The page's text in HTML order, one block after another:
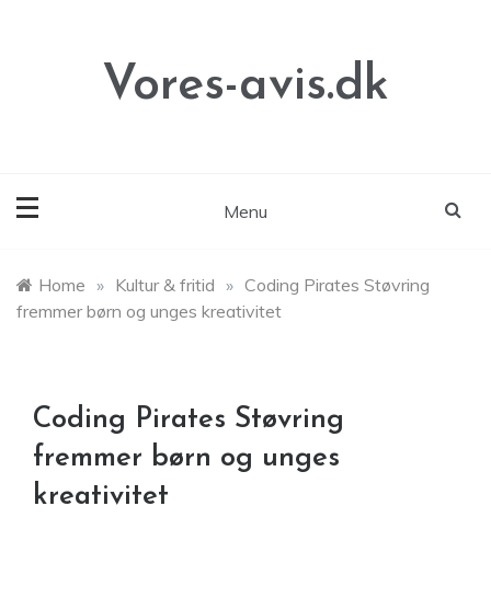
Vores-avis.dk
Menu
Home » Kultur & fritid » Coding Pirates Støvring
fremmer børn og unges kreativitet
Coding Pirates Støvring
fremmer børn og unges
kreativitet